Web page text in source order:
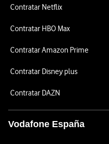
Contratar Netflix
Contratar HBO Max
Contratar Amazon Prime
Contratar Disney plus
Contratar DAZN
Vodafone España